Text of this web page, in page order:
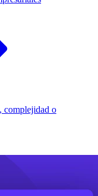
complejidad o